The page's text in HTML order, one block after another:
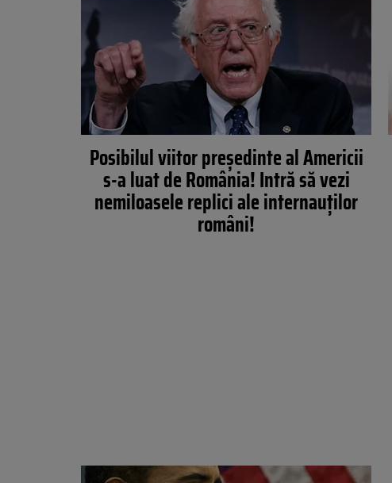
Posibilul viitor preşedinte al Americii
s-a luat de România! Intră să vezi
nemiloasele replici ale internauţilor
români!